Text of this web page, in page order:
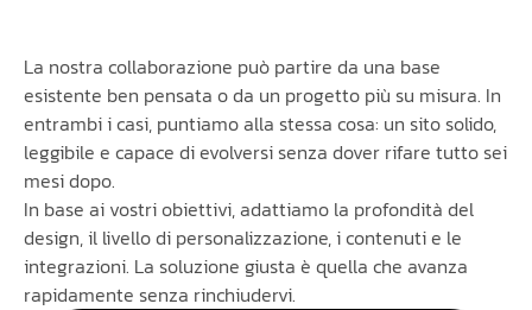
La nostra collaborazione può partire da una base
esistente ben pensata o da un progetto più su misura. In
entrambi i casi, puntiamo alla stessa cosa: un sito solido,
leggibile e capace di evolversi senza dover rifare tutto sei
mesi dopo.
In base ai vostri obiettivi, adattiamo la profondità del
design, il livello di personalizzazione, i contenuti e le
integrazioni. La soluzione giusta è quella che avanza
rapidamente senza rinchiudervi.